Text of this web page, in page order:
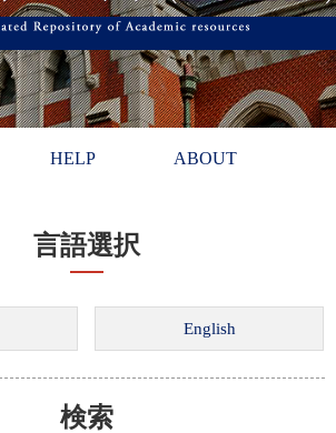
HELP ABOUT
言語選択
検索